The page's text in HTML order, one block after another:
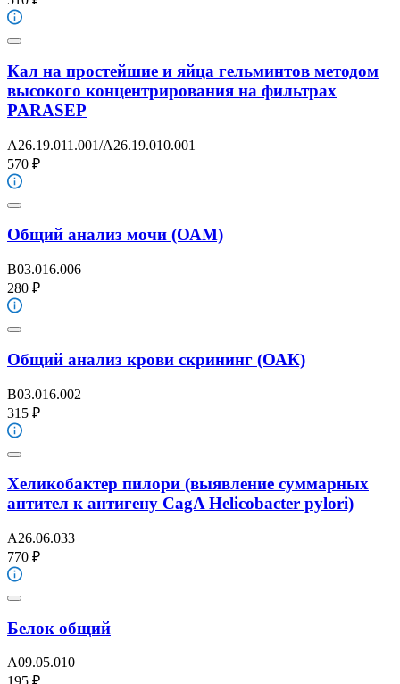
Кал на простейшие и яйца гельминтов методом
высокого концентрирования на фильтрах
PARASEP
A26.19.011.001/A26.19.010.001
570 ₽
Общий анализ мочи (ОАМ)
B03.016.006
280 ₽
Общий анализ крови скрининг (ОАК)
B03.016.002
315 ₽
Хеликобактер пилори (выявление суммарных
антител к антигену CagA Helicobacter pylori)
A26.06.033
770 ₽
Белок общий
A09.05.010